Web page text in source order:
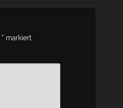
* markiert